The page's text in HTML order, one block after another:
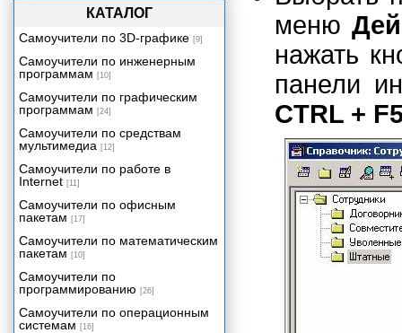
меню
нажать
панели
CTRL +
Виды субконто
Значения субконто
Дополнительные проводки
Календари
Настройка
и документов
Выплата заработной платы
Кадровые приказы
Регламенты
Отчеты
Затруднительные ситуации
КАТАЛОГ
Самоучители по 3D-графике [9]
Самоучители по инженерным
программам [10]
Самоучители по графическим
программам [24]
Самоучители по средствам
мультимедиа [12]
Самоучители по работе в
Internet [11]
Самоучители по офисным
пакетам [17]
Самоучители по математическим
пакетам [10]
Самоучители по
программированию [26]
Самоучители по операционным
системам [16]